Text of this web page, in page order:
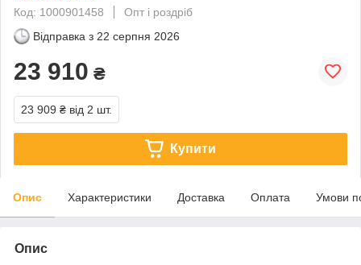
Код: 1000901458
Опт і роздріб
Відправка з 22 серпня 2026
23 910 ₴
23 909 ₴ від 2 шт.
Купити
Опис Характеристики Доставка Оплата Умови
Опис